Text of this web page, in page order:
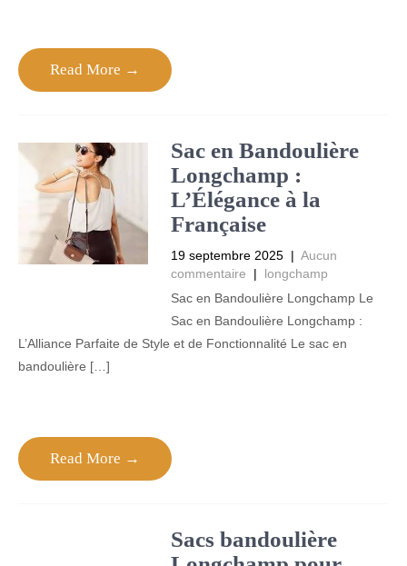
Read More →
Sac en Bandoulière
Longchamp :
L’Élégance à la
Française
19 septembre 2025 | Aucun
commentaire
| longchamp
Sac en Bandoulière Longchamp Le
Sac en Bandoulière Longchamp :
L’Alliance Parfaite de Style et de Fonctionnalité Le sac en
bandoulière […]
Read More →
Sacs bandoulière